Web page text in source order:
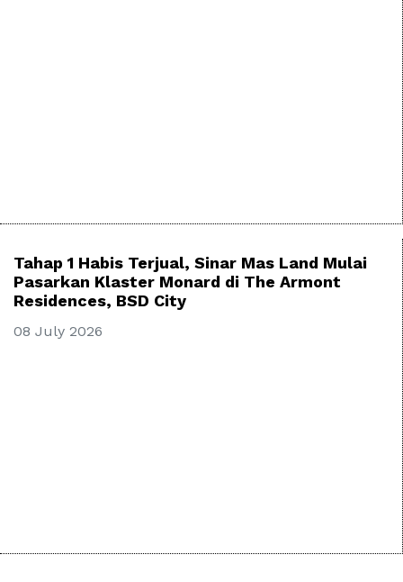
Tahap 1 Habis Terjual, Sinar Mas Land Mulai
Pasarkan Klaster Monard di The Armont
Residences, BSD City
08 July 2026